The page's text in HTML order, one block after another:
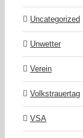
Uncategorized
Unwetter
Verein
Volkstrauertag
VSA